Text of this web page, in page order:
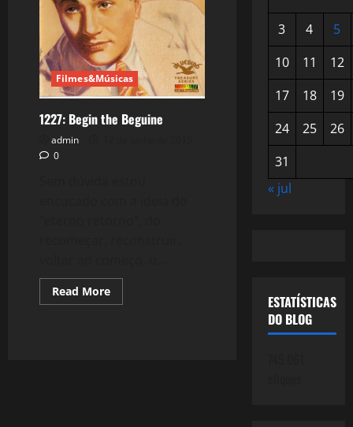
Filmes&Músicas
1227: Begin the Beguine
admin
0
Read MoreRead
more
3 4
5
10
11
12
17
18
19
24
25
26
31
« jul
ESTATÍSTICAS
DO BLOG